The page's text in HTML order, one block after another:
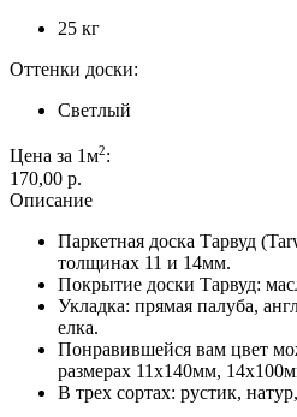
25 кг
Оттенки доски:
Светлый
Цена за 1м2:
170,00 p.
Описание
Паркетная доска Тарвуд
толщинах 11 и 14мм.
Покрытие доски Тарвуд:
Укладка: прямая палуба,
елка.
Понравившейся вам цвет
размерах 11х140мм,
В трех сортах: рустик,